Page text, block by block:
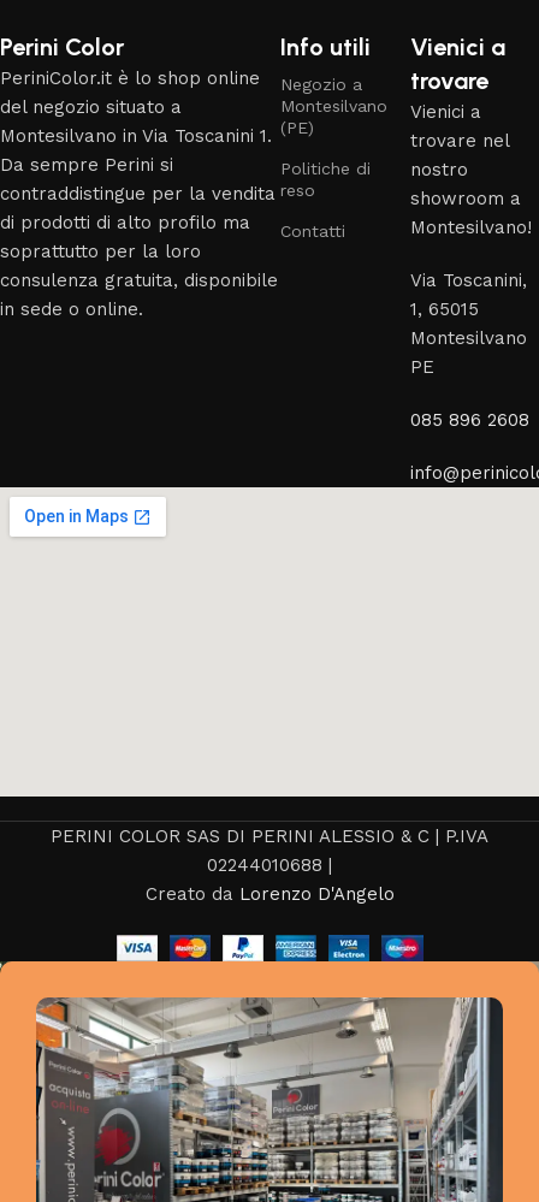
Perini Color
PeriniColor.it è lo shop online
del negozio situato a
Montesilvano in Via Toscanini 1.
Da sempre Perini si
contraddistingue per la vendita
di prodotti di alto profilo ma
soprattutto per la loro
consulenza gratuita, disponibile
in sede o online.
Info utili
Negozio a
Montesilvano
(PE)
Politiche di
reso
Contatti
Vienici a
trovare
Vienici a
trovare nel
nostro
showroom a
Montesilvano!
Via Toscanini,
1, 65015
Montesilvano
PE
085 896 2608
PERINI COLOR SAS DI PERINI ALESSIO & C | P.IVA
02244010688 |
Creato da Lorenzo D'Angelo